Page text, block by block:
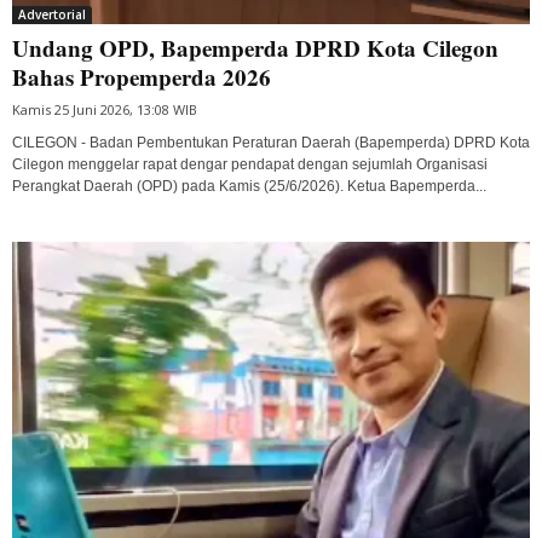
Advertorial
Undang OPD, Bapemperda DPRD Kota Cilegon
Bahas Propemperda 2026
Kamis 25 Juni 2026, 13:08 WIB
CILEGON - Badan Pembentukan Peraturan Daerah (Bapemperda) DPRD Kota
Cilegon menggelar rapat dengar pendapat dengan sejumlah Organisasi
Perangkat Daerah (OPD) pada Kamis (25/6/2026). Ketua Bapemperda...